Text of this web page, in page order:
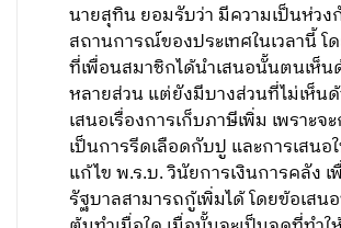
นายสุทิน ยอมรับว่า มีความเป็นห่วง
สถานการณ์ของประเทศในเวลานี้ โ
ที่เพื่อนสมาชิกได้นำเสนอนั้นตนเห็น
หลายส่วน แต่ยังมีบางส่วนที่ไม่เห็น
เสนอเรื่องการเก็บภาษีเพิ่ม เพราะจ
เป็นการรีดเลือดกับปู และการเสนอ
แก้ไข พ.ร.บ. วินัยการเงินการคลัง เ
รัฐบาลสามารถกู้เพิ่มได้ โดยข้อเสน